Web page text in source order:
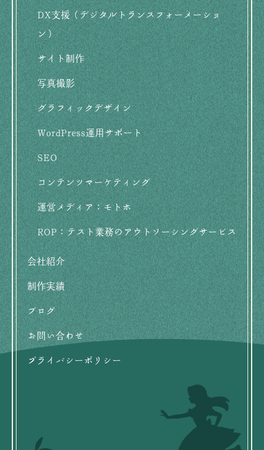
用
メ
ニ
ュ
ー
DX支援（デジタルトランスフォーメーショ
ン）
サイト制作
写真撮影
グラフィックデザイン
WordPress運用サポート
SEO
コンテンツマーケティング
運営メディア：モトホ
ROP：テスト業務のアウトソーシングサービス
会社紹介
制作実績
ブログ
お問い合わせ
プライバシーポリシー